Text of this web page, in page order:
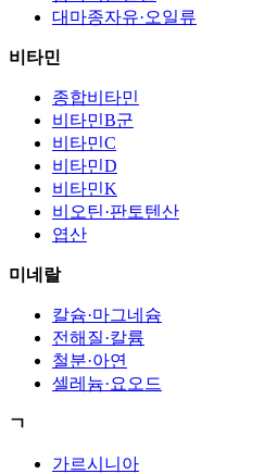
대마종자유·오일류
비타민
종합비타민
비타민B군
비타민C
비타민D
비타민K
비오틴·판토텐산
엽산
미네랄
칼슘·마그네슘
전해질·칼륨
철분·아연
셀레늄·요오드
ㄱ
가르시니아